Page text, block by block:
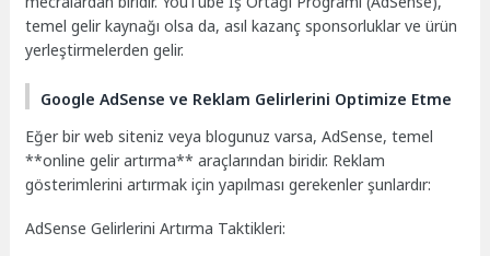
temel gelir kaynağı olsa da, asıl kazanç sponsorluklar ve ürün
yerleştirmelerden gelir.
Google AdSense ve Reklam Gelirlerini Optimize Etme
Eğer bir web siteniz veya blogunuz varsa, AdSense, temel
**online gelir artırma** araçlarından biridir. Reklam
gösterimlerini artırmak için yapılması gerekenler şunlardır:
AdSense Gelirlerini Artırma Taktikleri: